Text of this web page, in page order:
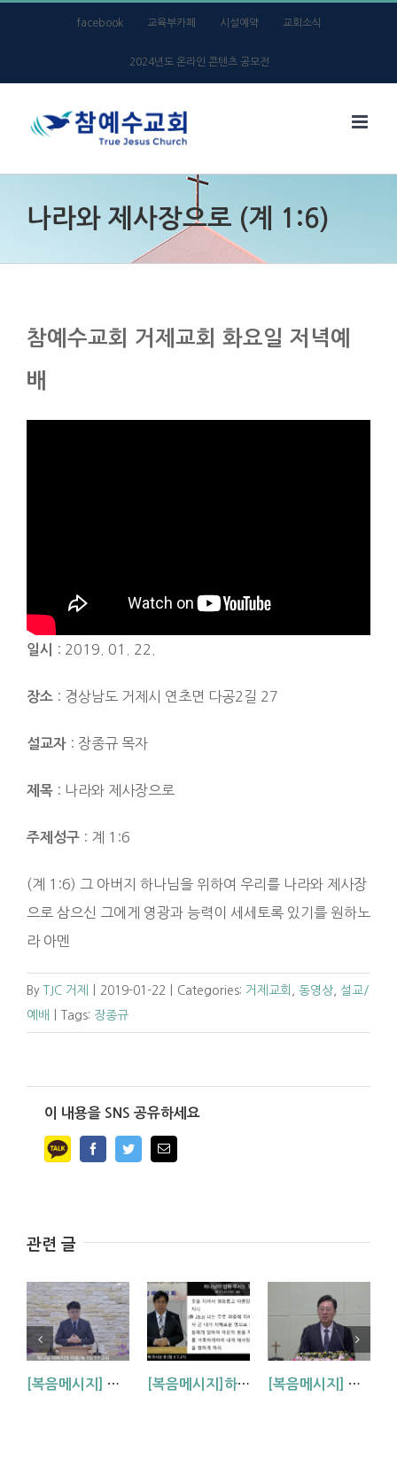
facebook 교육부카페 시설예약 교회소식
2024년도 온라인 콘텐츠 공모전
나라와 제사장으로 (계 1:6)
참예수교회 거제교회 화요일 저녁예
배
일시 : 2019. 01. 22.
장소 : 경상남도 거제시 연초면 다공2길 27
설교자 : 장종규 목자
제목 : 나라와 제사장으로
주제성구 : 계 1:6
(계 1:6) 그 아버지 하나님을 위하여 우리를 나라와 제사장
으로 삼으신 그에게 영광과 능력이 세세토록 있기를 원하노
라 아멘
By TJC 거제 2019-01-22 Categories: 거제교회 동영상
설교/
예배
Tags: 장종규
이 내용을 SNS 공유하세요
FacebookTwitterEmail
관련 글
[복음메시지] 하나님 아버지의 마음 (눅15:11~24) [복음메시지]하나님이 입혀주시는 옷 (창 3:7,21) [복음메시지] 엘리야 때(사도시대)처럼 (왕하 2:1-14)